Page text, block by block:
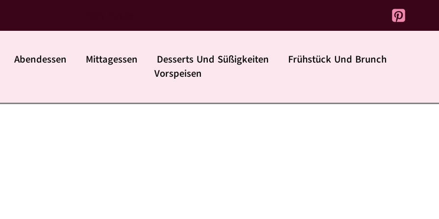
Abendessen Mittagessen Desserts Und Süßigkeiten
Frühstück Und Brunch
Vorspeisen